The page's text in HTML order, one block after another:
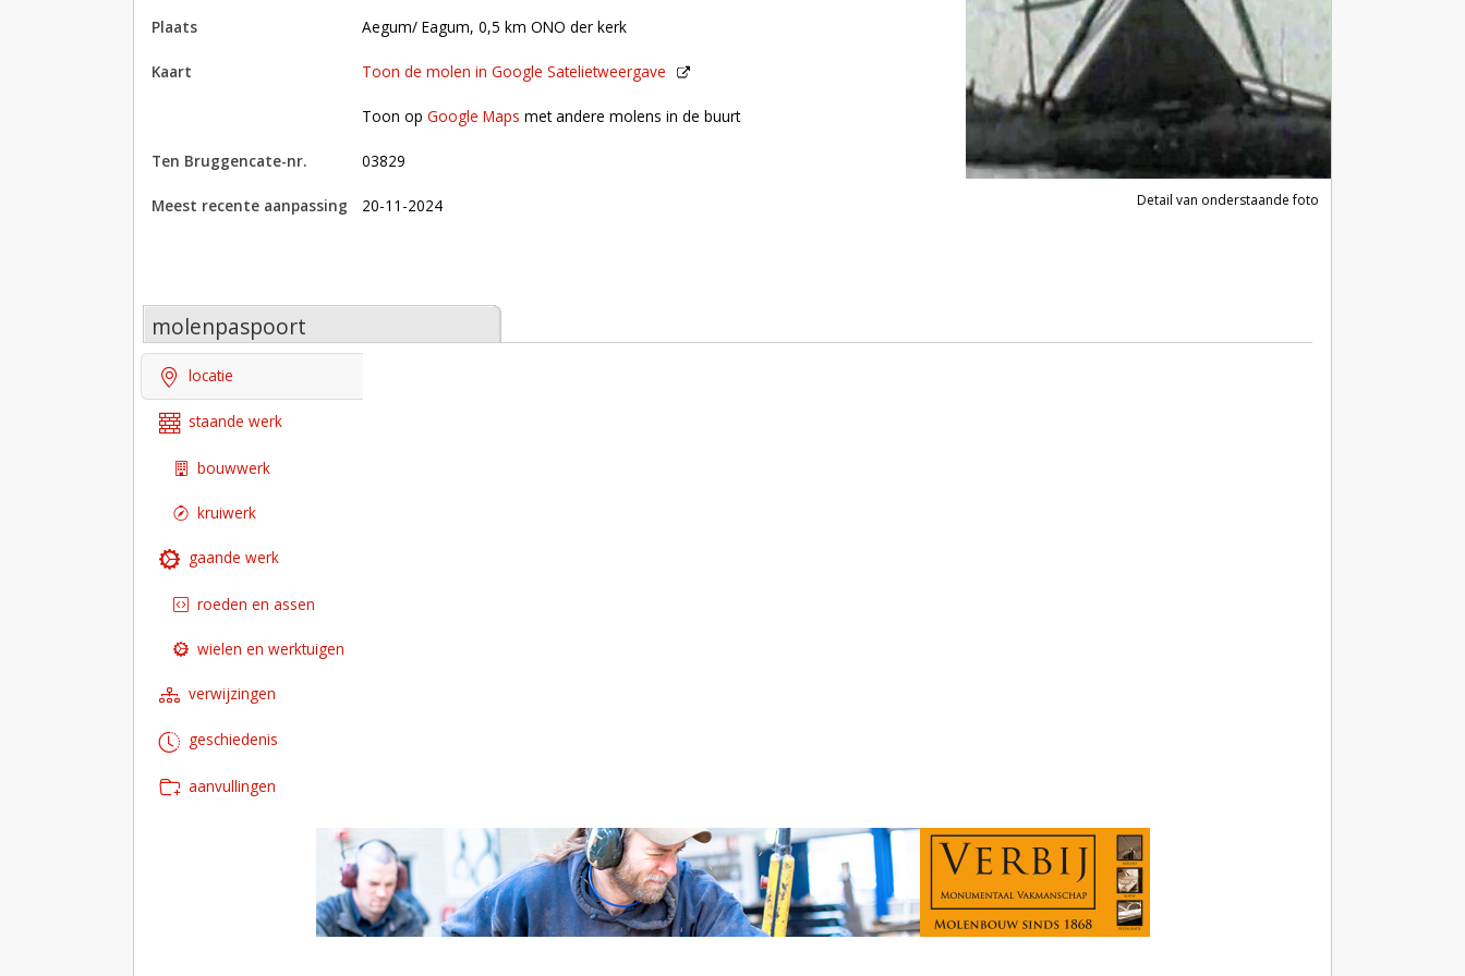
plaats Aegum/ Eagum, 0,5 km ONO der kerk
kaart Toon de molen in Google Satelietweergave
Toon op Google Maps met andere molens in de buurt
Toon op Google Maps met andere molens in de buurt
Ten Bruggencate-nr. 03829
Meest recente aanpassing 20-11-2024 Detail van onderstaande foto
molenpaspoort
locatie
staande werk
bouwwerk
kruiwerk
gaande werk
roeden en assen
wielen en werktuigen
verwijzingen
geschiedenis
aanvullingen